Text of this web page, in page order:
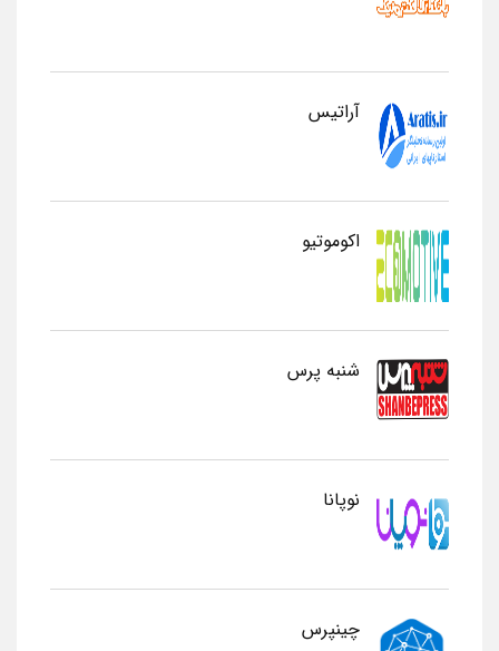
آراتیس
اکوموتیو
شنبه پرس
نوپانا
چینپرس